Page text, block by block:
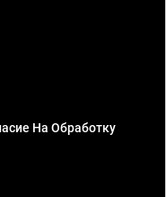
На Обработку